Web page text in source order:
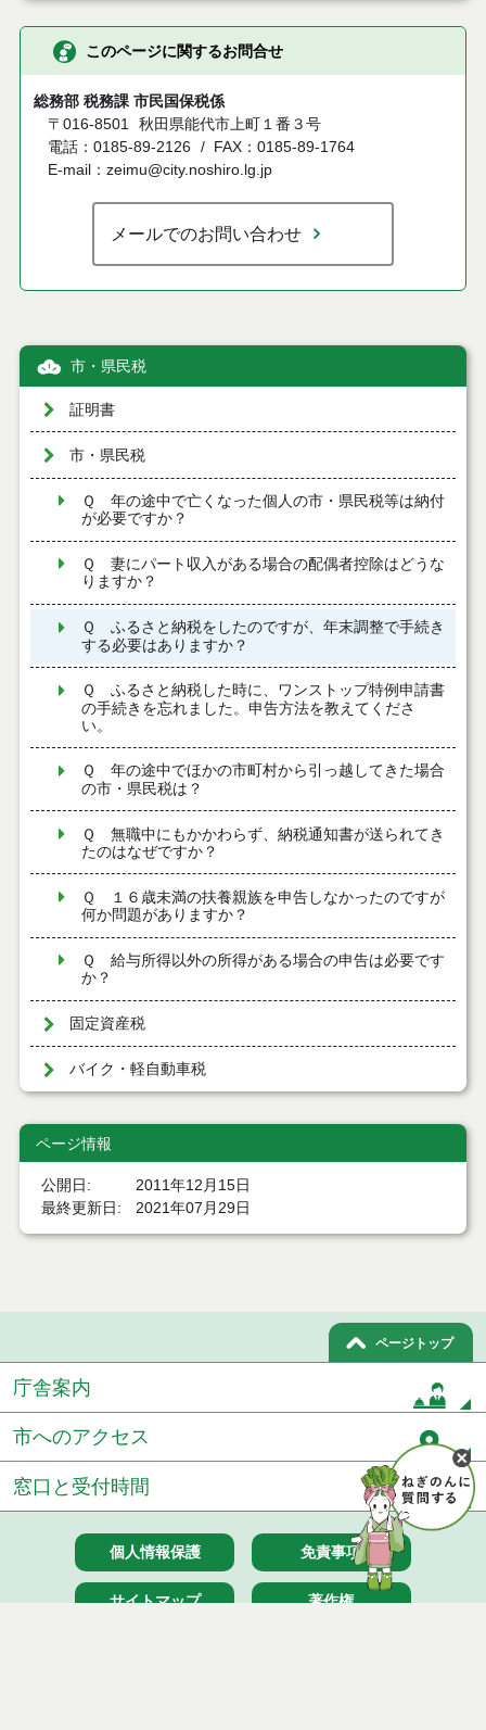
このページに関するお問合せ
総務部 税務課 市民国保税係
〒016-8501 秋田県能代市上町１番３号
電話：0185-89-2126
FAX：0185-89-1764
E-mail：zeimu@city.noshiro.lg.jp
メールでのお問い合わせ
市・県民税
証明書
市・県民税
Ｑ 年の途中で亡くなった個人の市・県民税等は納付
が必要ですか？
Ｑ 妻にパート収入がある場合の配偶者控除はどうな
りますか？
Ｑ ふるさと納税をしたのですが、年末調整で手続き
する必要はありますか？
Ｑ ふるさと納税した時に、ワンストップ特例申請書
の手続きを忘れました。申告方法を教えてくださ
い。
Ｑ 年の途中でほかの市町村から引っ越してきた場合
の市・県民税は？
Ｑ 無職中にもかかわらず、納税通知書が送られてき
たのはなぜですか？
Ｑ １６歳未満の扶養親族を申告しなかったのですが
何か問題がありますか？
Ｑ 給与所得以外の所得がある場合の申告は必要です
か？
固定資産税
バイク・軽自動車税
ページ情報
公開日
2011年12月15日
最終更新日
2021年07月29日
ページトップ
庁舎案内
市へのアクセス
窓口と受付時間
個人情報保護 免責事項
サイトマップ 著作権